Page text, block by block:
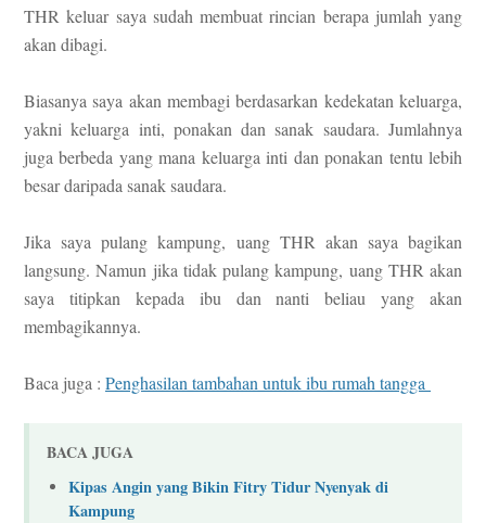
THR keluar saya sudah membuat rincian berapa jumlah yang
akan dibagi.
Biasanya saya akan membagi berdasarkan kedekatan keluarga,
yakni keluarga inti, ponakan dan sanak saudara. Jumlahnya
juga berbeda yang mana keluarga inti dan ponakan tentu lebih
besar daripada sanak saudara.
Jika saya pulang kampung, uang THR akan saya bagikan
langsung. Namun jika tidak pulang kampung, uang THR akan
saya titipkan kepada ibu dan nanti beliau yang akan
membagikannya.
Baca juga : Penghasilan tambahan untuk ibu rumah tangga
BACA JUGA
Kipas Angin yang Bikin Fitry Tidur Nyenyak di
Kampung